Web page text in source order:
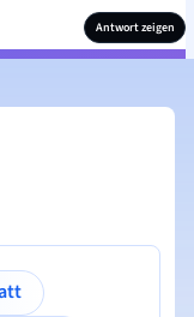
Antwort zeigen